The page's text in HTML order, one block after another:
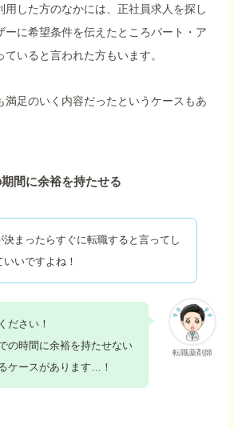
用した方のなかには、正社員求人を探し
ーに希望条件を伝えたところパート・ア
いると言われた方もいます。
満足のいく内容だったというケースもあ
間に余裕を持たせる
決まったらすぐに転職すると言ってし
いいですよね！
転職薬剤師
ださい！
の時間に余裕を持たせない
ケースがあります…！